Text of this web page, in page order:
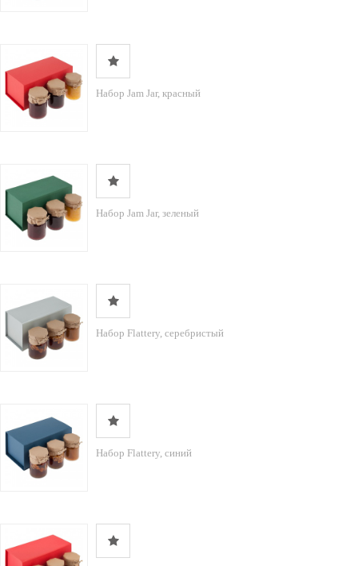
Набор Jam Jar, красный
Набор Jam Jar, зеленый
Набор Flattery, серебристый
Набор Flattery, синий